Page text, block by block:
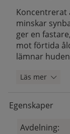
Koncentrerat
minskar
ger en
mot förtida
lämnar
Läs mer
Egenskaper
Avdelning: